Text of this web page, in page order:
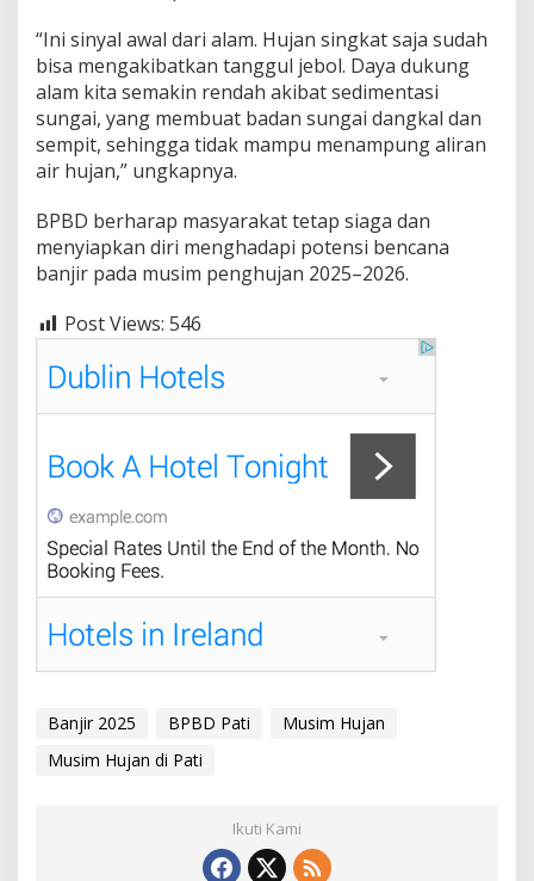
“Ini sinyal awal dari alam. Hujan singkat saja sudah
bisa mengakibatkan tanggul jebol. Daya dukung
alam kita semakin rendah akibat sedimentasi
sungai, yang membuat badan sungai dangkal dan
sempit, sehingga tidak mampu menampung aliran
air hujan,” ungkapnya.
BPBD berharap masyarakat tetap siaga dan
menyiapkan diri menghadapi potensi bencana
banjir pada musim penghujan 2025–2026.
Post Views: 546
Banjir 2025 BPBD Pati
Musim Hujan
Musim Hujan di Pati
Ikuti Kami